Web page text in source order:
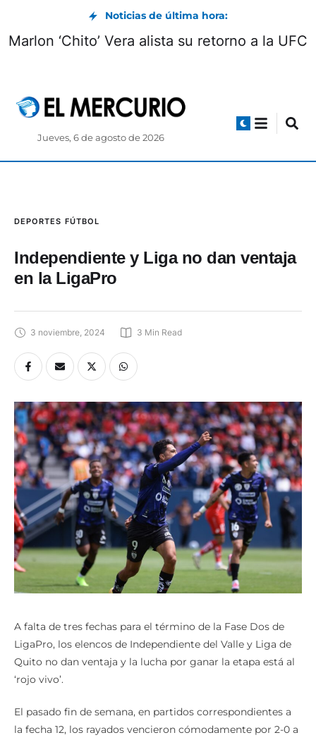
Noticias de última hora:
Marlon ‘Chito’ Vera alista su retorno a la UFC
Jueves, 6 de agosto de 2026
DEPORTES FÚTBOL
Independiente y Liga no dan ventaja
en la LigaPro
3 noviembre, 2024 3 Min Read
A falta de tres fechas para el término de la Fase Dos de
LigaPro, los elencos de Independiente del Valle y Liga de
Quito no dan ventaja y la lucha por ganar la etapa está al
‘rojo vivo’.
El pasado fin de semana, en partidos correspondientes a
la fecha 12, los rayados vencieron cómodamente por 2-0 a